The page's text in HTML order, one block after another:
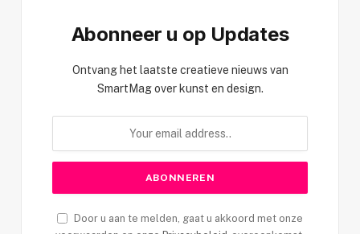
Abonneer u op Updates
Ontvang het laatste creatieve nieuws van
SmartMag over kunst en design.
Door u aan te melden, gaat u akkoord met onze